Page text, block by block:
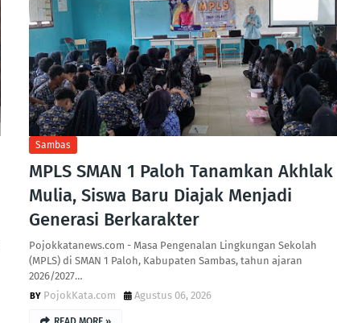
Sambas
MPLS SMAN 1 Paloh Tanamkan Akhlak
Mulia, Siswa Baru Diajak Menjadi
Generasi Berkarakter
Pojokkatanews.com - Masa Pengenalan Lingkungan Sekolah
(MPLS) di SMAN 1 Paloh, Kabupaten Sambas, tahun ajaran
2026/2027…
PojokKata.com
Agustus 06, 2026